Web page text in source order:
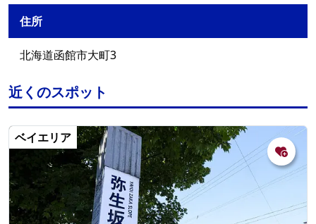
住所
北海道函館市大町3
近くのスポット
ベイエリア